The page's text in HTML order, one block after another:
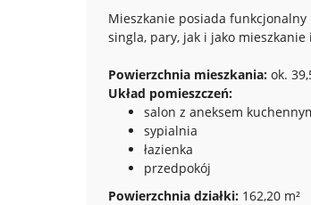
Mieszkanie posiada
singla, pary, jak i jako
Powierzchnia mieszkania: ok.
Układ pomieszczeń:
salon z aneksem
sypialnia
łazienka
przedpokój
Powierzchnia działki: 162,20 m²